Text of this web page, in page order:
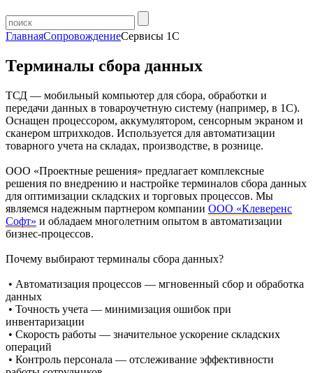
ГлавнаяСопровождениеСервисы 1С
Терминалы сбора данных
ТСД — мобильный компьютер для сбора, обработки и
передачи данных в товароучетную систему (например, в 1С).
Оснащен процессором, аккумулятором, сенсорным экраном и
сканером штрихкодов. Используется для автоматизации
товарного учета на складах, производстве, в рознице.
ООО «Проектные решения» предлагает комплексные
решения по внедрению и настройке терминалов сбора данных
для оптимизации складских и торговых процессов. Мы
являемся надежным партнером компании ООО «Клеверенс
Софт» и обладаем многолетним опытом в автоматизации
бизнес-процессов.
Почему выбирают терминалы сбора данных?
• Автоматизация процессов — мгновенный сбор и обработка
данных
• Точность учета — минимизация ошибок при
инвентаризации
• Скорость работы — значительное ускорение складских
операций
• Контроль персонала — отслеживание эффективности